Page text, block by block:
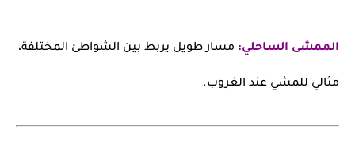
الممشى الساحلي: مسار طويل يربط بين الشواطئ المختلفة،
مثالي للمشي عند الغروب.